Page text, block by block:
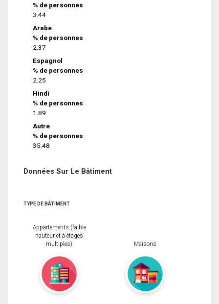
% de personnes
3.44
Arabe
% de personnes
2.37
Espagnol
% de personnes
2.25
Hindi
% de personnes
1.89
Autre
% de personnes
35.48
Données Sur Le Bâtiment
TYPE DE BÂTIMENT
Appartements (faible
hauteur et à étages
multiples)
Maisons